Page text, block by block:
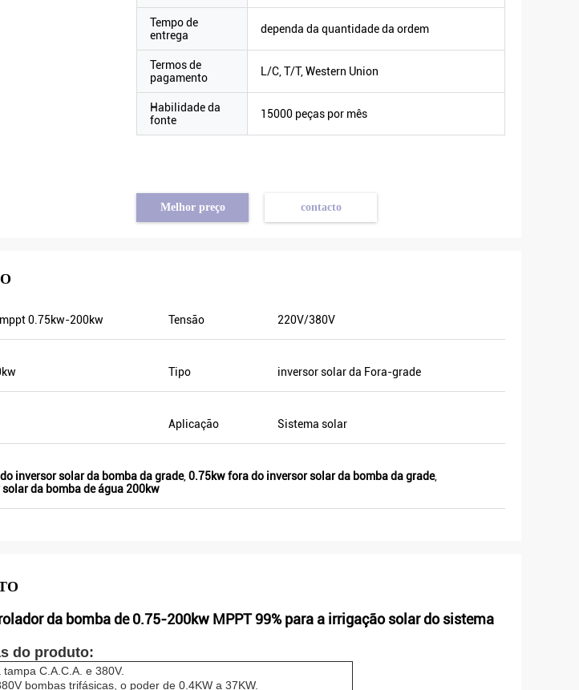
o inversor solar da bomba está realmente
preparamos alguns produtos relativos à
promoção para a exposição. Nós estamos
passado havia somente um agente local e
este ano, há mais de 8. Alguns deles
Tempo de
entrega
dependa da quantidade da ordem
Termos de
pagamento
L/C, T/T, Western Union
Habilidade da
fonte
15000 peças por mês
Melhor preço contacto
0.75kw-200kw Tensão 220V/380V
Tipo inversor solar da Fora-grade
Aplicação Sistema solar
inversor solar da bomba da grade, 0.75kw fora do inversor solar da bomba da grade,
da bomba de água 200kw
da bomba de 0.75-200kw MPPT 99% para a irrigação solar do sistema
do produto:
C.A.C.A. e 380V.
bombas trifásicas, o poder de 0.4KW a 37KW.